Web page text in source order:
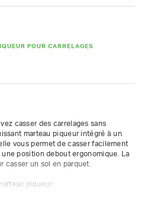
POUR CARRELAGES
casser des carrelages sans
marteau piqueur intégré à un
vous permet de casser facilement
position debout ergonomique. La
casser un sol en parquet.
piqueur :